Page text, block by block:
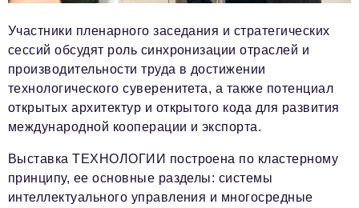
Участники пленарного заседания и стратегических
сессий обсудят роль синхронизации отраслей и
производительности труда в достижении
технологического суверенитета, а также потенциал
открытых архитектур и открытого кода для развития
международной кооперации и экспорта.
Выставка ТЕХНОЛОГИИ построена по кластерному
принципу, ее основные разделы: системы
интеллектуального управления и многосредные